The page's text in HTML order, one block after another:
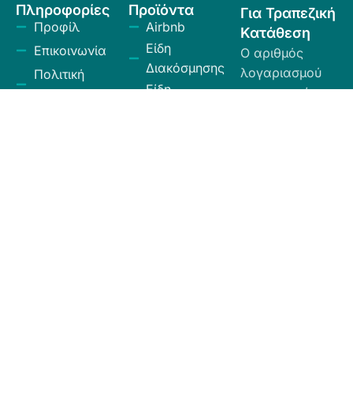
Πληροφορίες
Προφίλ
Επικοινωνία
Πολιτική
Cookies
Προϊόντα
Airbnb
Είδη
Διακόσμησης
Είδη
Για Τραπεζική
Κατάθεση
Ο αριθμός
λογαριασμού
που μπορείτε